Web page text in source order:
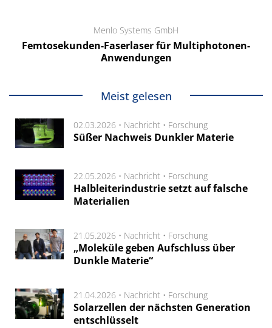
Menlo Systems GmbH
Femtosekunden-Faserlaser für Multiphotonen-
Anwendungen
Meist gelesen
02.03.2026 • Nachricht • Forschung
Süßer Nachweis Dunkler Materie
22.05.2026 • Nachricht • Forschung
Halbleiterindustrie setzt auf falsche
Materialien
21.05.2026 • Nachricht • Forschung
„Moleküle geben Aufschluss über
Dunkle Materie“
21.04.2026 • Nachricht • Forschung
Solarzellen der nächsten Generation
entschlüsselt